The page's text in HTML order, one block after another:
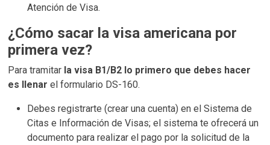
Atención de Visa.
¿Cómo sacar la visa americana por
primera vez?
Para tramitar la visa B1/B2 lo primero que debes hacer
es llenar el formulario DS-160.
Debes registrarte (crear una cuenta) en el Sistema de
Citas e Información de Visas; el sistema te ofrecerá un
documento para realizar el pago por la solicitud de la